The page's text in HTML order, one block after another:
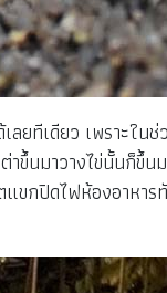
ยทีเดียว เพราะใน
นมาวางไข่นั้นก็ขึ้น
ขกปิดไฟห้องอาหาร